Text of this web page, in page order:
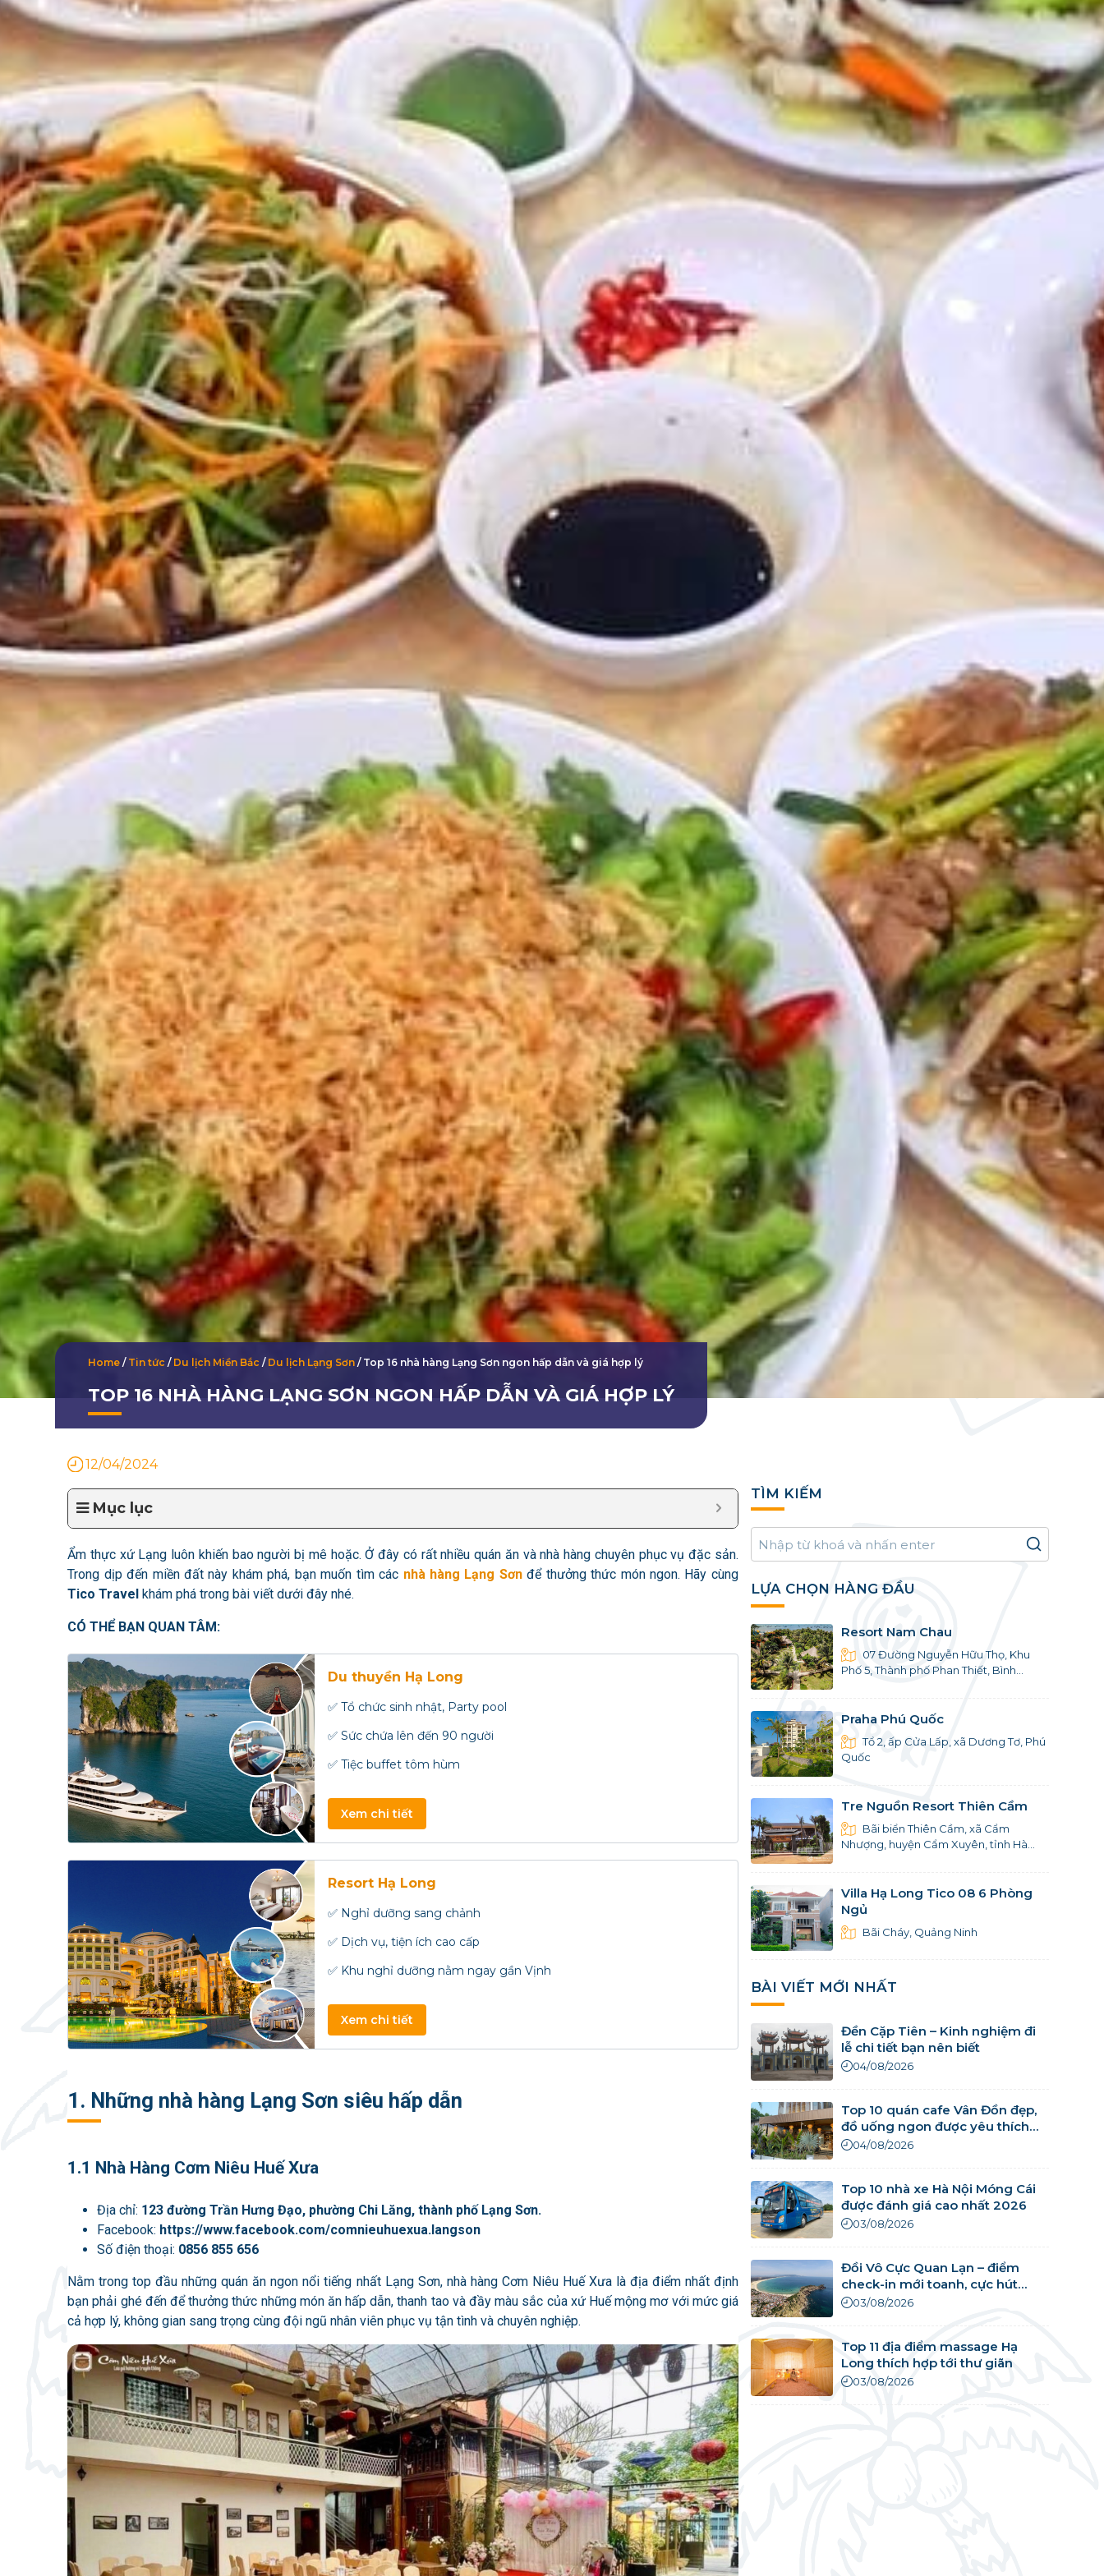
Home / Tin tức / Du lịch Miền Bắc / Du lịch Lạng Sơn / Top 16 nhà hàng Lạng Sơn ngon hấp dẫn và giá hợp lý
TOP 16 NHÀ HÀNG LẠNG SƠN NGON HẤP DẪN VÀ GIÁ HỢP LÝ
12/04/2024
Mục lục
Ẩm thực xứ Lạng luôn khiến bao người bị mê hoặc. Ở đây có rất nhiều quán ăn và nhà hàng chuyên phục vụ đặc sản.
Trong dịp đến miền đất này khám phá, bạn muốn tìm các nhà hàng Lạng Sơnđể thưởng thức món ngon. Hãy cùng
Tico Travel khám phá trong bài viết dưới đây nhé.
CÓ THỂ BẠN QUAN TÂM:
Du thuyền Hạ Long
✅ Tổ chức sinh nhật, Party pool
✅ Sức chứa lên đến 90 người
✅ Tiệc buffet tôm hùm
Xem chi tiết
Resort Hạ Long
✅ Nghỉ dưỡng sang chảnh
✅ Dịch vụ, tiện ích cao cấp
✅ Khu nghỉ dưỡng nằm ngay gần Vịnh
Xem chi tiết
1. Những nhà hàng Lạng Sơn siêu hấp dẫn
1.1 Nhà Hàng Cơm Niêu Huế Xưa
Địa chỉ: 123 đường Trần Hưng Đạo, phường Chi Lăng, thành phố Lạng Sơn.
Facebook: https://www.facebook.com/comnieuhuexua.langson
Số điện thoại: 0856 855 656
Nằm trong top đầu những quán ăn ngon nổi tiếng nhất Lạng Sơn, nhà hàng Cơm Niêu Huế Xưa là địa điểm nhất định
bạn phải ghé đến để thưởng thức những món ăn hấp dẫn, thanh tao và đầy màu sắc của xứ Huế mộng mơ với mức giá
cả hợp lý, không gian sang trọng cùng đội ngũ nhân viên phục vụ tận tình và chuyên nghiệp.
TÌM KIẾM
LỰA CHỌN HÀNG ĐẦU
Resort Nam Chau
07 Đường Nguyễn Hữu Thọ, Khu
Phố 5, Thành phố Phan Thiết, Bình
Praha Phú Quốc
Tổ 2, ấp Cửa Lấp, xã Dương Tơ, Phú
Quốc
Tre Nguồn Resort Thiên Cầm
Bãi biển Thiên Cầm, xã Cẩm
Nhượng, huyện Cẩm Xuyên, tỉnh Hà
Villa Hạ Long Tico 08 6 Phòng
Ngủ
Bãi Cháy, Quảng Ninh
BÀI VIẾT MỚI NHẤT
Đền Cặp Tiên – Kinh nghiệm đi
lễ chi tiết bạn nên biết
04/08/2026
Top 10 quán cafe Vân Đồn đẹp,
đồ uống ngon được yêu thích
nhất
04/08/2026
Top 10 nhà xe Hà Nội Móng Cái
được đánh giá cao nhất 2026
03/08/2026
Đồi Vô Cực Quan Lạn – điểm
check-in mới toanh, cực hút
khách
03/08/2026
Top 11 địa điểm massage Hạ
Long thích hợp tới thư giãn
03/08/2026